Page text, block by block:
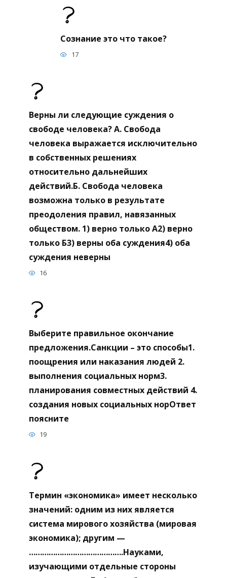
Сознание это что такое?
17
Верны ли следующие суждения о
свободе человека? А. Свобода
человека выражается исключительно
в собственных решениях
относительно дальнейших
действий.Б. Свобода человека
возможна только в результате
преодоления правил, навязанных
обществом. 1) верно только А2) верно
только Б3) верны оба суждения4) оба
суждения неверны
16
Выберите правильное окончание
предложения.Санкции – это способы1.
поощрения или наказания людей 2.
выполнения социальных норм3.
планирования совместных действий 4.
создания новых социальных норОтвет
поясните
19
Термин «экономика» имеет несколько
значений: одним из них является
система мирового хозяйства (мировая
экономика); другим —
…………………………………….Науками,
изучающими отдельные стороны